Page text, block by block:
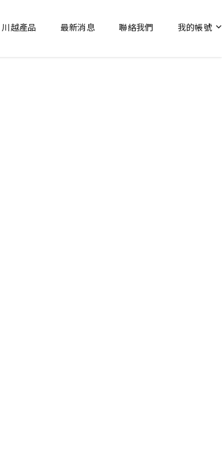
川越產品 最新消息 聯絡我們 我的帳號